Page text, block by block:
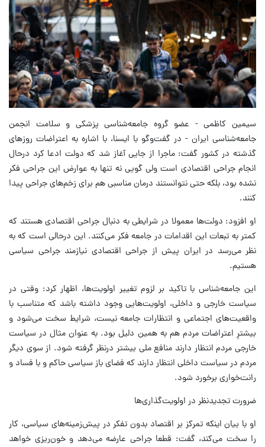
سیمین کاظمی - عضو گروه جامعه‌شناسی پزشکی و سلامت انجمن
جامعه‌شناسی ایران - در گفت‌وگو با ایسنا، با اشاره به اعتراضات روزهای
گذشته در کشور گفت: ماجرا از جایی آغاز شد که دولت ادعا کرد درحال
انجام جراحی اقتصادی است ولی گویی نه تنها به عوارض این جراحی فکر
نشده بود، بلکه حتی نتوانستند درمان مناسبی هم برای زخم‌های جراحی پیدا
کنند.
او افزود: دولت‌ها معمولا در شرایطی به دنبال جراحی اقتصادی هستند که
کمتر به تبعات این اقدامات در جامعه فکر می‌کنند. این درحالی است که به
نظر می‌رسد در ایران پیش از جراحی اقتصادی نیازمند جراحی سیاسی
هستیم.
این جامعه‌شناس با تاکید بر لزوم تغییر اولویت‌ها، اظهار کرد: وقتی در
سیاست خارجی و داخلی، اولویت‌هایی وجود داشته باشد که متناسب با
واقعیت‌های اجتماعی و انتظارات جامعه نیست، شرایط سخت می‌شود و
بیشترِ اعتراضات مردم هم به همین دلیل بود. به عنوان مثال در سیاست
خارجی مردم انتظار دارند منافع ملی بیشتر درنظر گرفته شود. از سوی دیگر
مردم در سیاست داخلی انتظار دارند که فضای باز سیاسی حاکم و با فساد و
رانت‌خواری برخورد شود.
ضرورت تجدیدنظر در اولویت‌گذاری‌ها
او با بیان اینکه تمرکز بر اقتصاد بدون تفکر در پیش‌زمینه‌های سیاسی، کار
را سخت می‌کند، گفت: قطعا جراحی عارضه می‌دهد و خون‌ریزی خواهد